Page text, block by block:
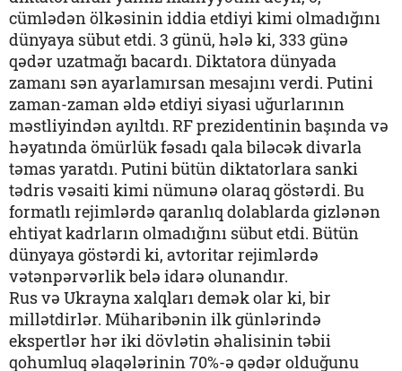
cümlədən ölkəsinin iddia etdiyi kimi olmadığını
dünyaya sübut etdi. 3 günü, hələ ki, 333 günə
qədər uzatmağı bacardı. Diktatora dünyada
zamanı sən ayarlamırsan mesajını verdi. Putini
zaman-zaman əldə etdiyi siyasi uğurlarının
məstliyindən ayıltdı. RF prezidentinin başında və
həyatında ömürlük fəsadı qala biləcək divarla
təmas yaratdı. Putini bütün diktatorlara sanki
tədris vəsaiti kimi nümunə olaraq göstərdi. Bu
formatlı rejimlərdə qaranlıq dolablarda gizlənən
ehtiyat kadrların olmadığını sübut etdi. Bütün
dünyaya göstərdi ki, avtoritar rejimlərdə
vətənpərvərlik belə idarə olunandır.
Rus və Ukrayna xalqları demək olar ki, bir
millətdirlər. Müharibənin ilk günlərində
ekspertlər hər iki dövlətin əhalisinin təbii
qohumluq əlaqələrinin 70%-ə qədər olduğunu